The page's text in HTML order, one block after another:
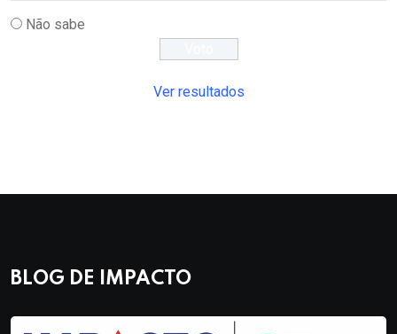
Não sabe
Ver resultados
BLOG DE IMPACTO